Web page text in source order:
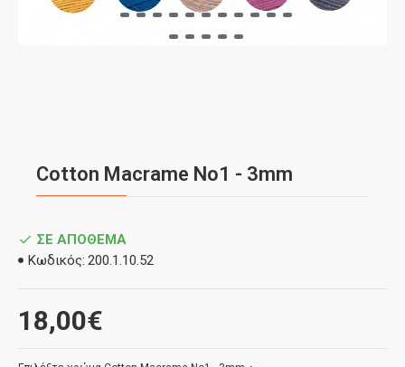
Cotton Macrame No1 - 3mm
18,00€
ΣΕ ΑΠΌΘΕΜΑ
Κωδικός: 200.1.10.52